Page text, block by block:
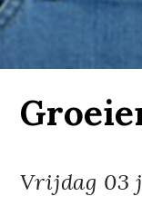
Vrijdag 03